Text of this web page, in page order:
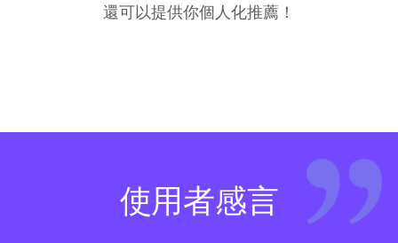
還可以提供你個人化推薦！
使用者感言